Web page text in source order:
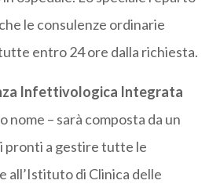
le consulenze ordinarie
entro 24 ore dalla richiesta.
Infettivologica Integrata
nome – sarà composta da un
pronti a gestire tutte le
all’Istituto di Clinica delle